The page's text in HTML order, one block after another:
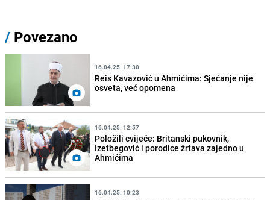
/ Povezano
16.04.25. 17:30
Reis Kavazović u Ahmićima: Sjećanje nije
osveta, već opomena
16.04.25. 12:57
Položili cvijeće: Britanski pukovnik,
Izetbegović i porodice žrtava zajedno u
Ahmićima
16.04.25. 10:23